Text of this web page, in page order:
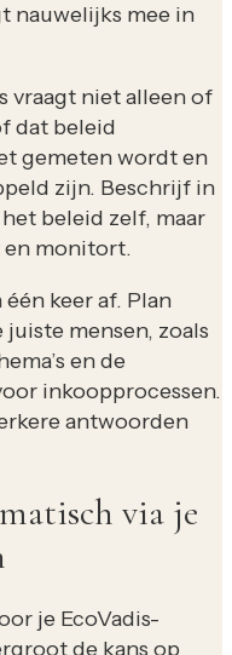
nauwelijks mee in
vraagt niet alleen of
dat beleid
gemeten wordt en
zijn. Beschrijf in
beleid zelf, maar
en monitort.
keer af. Plan
mensen, zoals
en de
inkoopprocessen.
antwoorden
via je
je EcoVadis-
de kans op